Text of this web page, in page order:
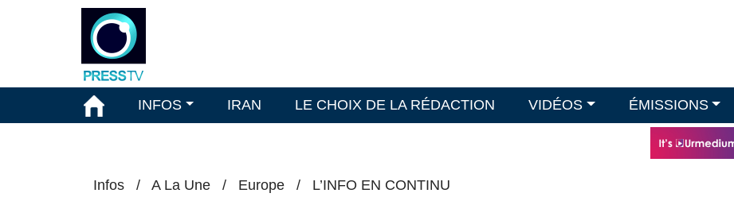
INFOS IRAN LE CHOIX DE LA RÉDACTION VIDÉOS ÉMISSIONS
Infos / A La Une / Europe / L’INFO EN CONTINU